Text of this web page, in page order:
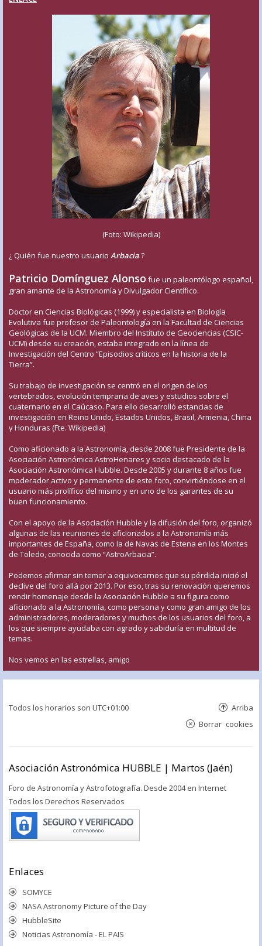
(Foto: Wikipedia)
¿ Quién fue nuestro usuario Arbacia?
Patricio Domínguez Alonso fue un paleontólogo español,
gran amante de la Astronomía y Divulgador Científico.
Doctor en Ciencias Biológicas (1999) y especialista en Biología
Evolutiva fue profesor de Paleontología en la Facultad de Ciencias
Geológicas de la UCM. Miembro del Instituto de Geociencias (CSIC-
UCM) desde su creación, estaba integrado en la línea de
Investigación del Centro “Episodios críticos en la historia de la
Tierra”.
Su trabajo de investigación se centró en el origen de los
vertebrados, evolución temprana de aves y estudios sobre el
cuaternario en el Caúcaso. Para ello desarrolló estancias de
investigación en Reino Unido, Estados Unidos, Brasil, Armenia, China
y Honduras (Fte. Wikipedia)
Como aficionado a la Astronomía, desde 2008 fue Presidente de la
Asociación Astronómica AstroHenares y socio destacado de la
Asociación Astronómica Hubble. Desde 2005 y durante 8 años fue
moderador activo y permanente de este foro, convirtiéndose en el
usuario más prolífico del mismo y en uno de los garantes de su
buen funcionamiento.
Con el apoyo de la Asociación Hubble y la difusión del foro, organizó
algunas de las reuniones de aficionados a la Astronomía más
importantes de España, como la de Navas de Estena en los Montes
de Toledo, conocida como “AstroArbacia”.
Podemos afirmar sin temor a equivocarnos que su pérdida inició el
declive del foro allá por 2013. Por eso, tras su renovación queremos
rendir homenaje desde la Asociación Hubble a su figura como
aficionado a la Astronomía, como persona y como gran amigo de los
administradores, moderadores y muchos de los usuarios del foro, a
los que siempre ayudaba con agrado y sabiduría en multitud de
temas.
Nos vemos en las estrellas, amigo
Todos los horarios son UTC+01:00 Arriba
Borrar cookies
Asociación Astronómica HUBBLE | Martos (Jaén)
Foro de Astronomía y Astrofotografía. Desde 2004 en Internet
Todos los Derechos Reservados
Enlaces
SOMYCE
NASA Astronomy Picture of the Day
HubbleSite
Noticias Astronomía - EL PAIS